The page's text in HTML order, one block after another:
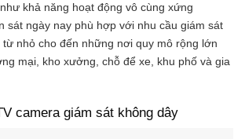
khả năng hoạt động vô cùng xứng
sát ngày nay phù hợp với nhu cầu giám sát
nhỏ cho đến những nơi quy mô rộng lớn
mại, kho xưởng, chỗ để xe, khu phố và gia
camera giám sát không dây